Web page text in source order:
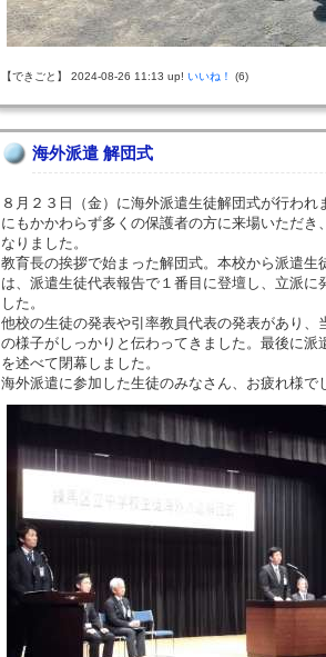
【できごと】 2024-08-26 11:13 up! いいね！ (6)
海外派遣 解団式
８月２３日（金）に海外派遣生徒解団式が行われ
にもかかわらず多くの保護者の方に来場いただき
なりました。
教育長の挨拶で始まった解団式。本校から派遣生
は、派遣生徒代表報告で１番目に登壇し、立派に
した。
他校の生徒の発表や引率教員代表の発表があり、
の様子がしっかりと伝わってきました。最後に派
を述べて閉幕しました。
海外派遣に参加した生徒のみなさん、お疲れ様で